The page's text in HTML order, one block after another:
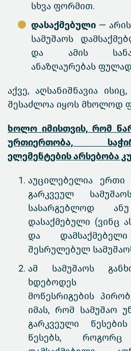
სხვა ფორმით.
დასაქმებული —
სამუშაოს
და ამის
ანაზღაურებას
აქვე, აღსანიშნავია
შესაძლოა იყოს მხოლოდ
ხოლო იმისთვის, რომ
ურთიერთობა,
ელემენტების არსებობა
აუცილებელია ერთი
გარკვეულ
სასარგებლოდ
დასაქმებული (ვინც
და
შესრულებულ
ამ სამუშაოს
ხდებოდეს
მოწესრიგების
იმას, რომ სამუშაო
გარკვეული
წესებს,